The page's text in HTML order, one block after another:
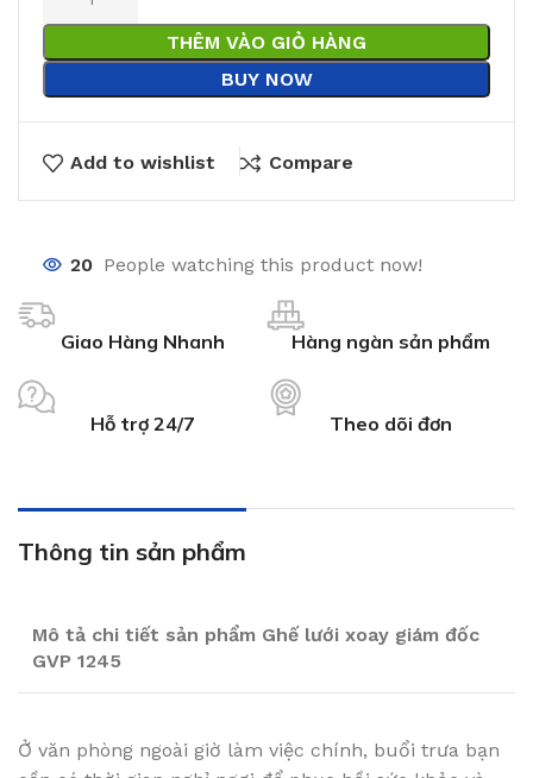
THÊM VÀO GIỎ HÀNG
BUY NOW
Add to wishlist Compare
20 People watching this product now!
Giao Hàng Nhanh Hàng ngàn sản phẩm
Hỗ trợ 24/7 Theo dõi đơn
Thông tin sản phẩm
Mô tả chi tiết sản phẩm Ghế lưới xoay giám đốc
GVP 1245
Ở văn phòng ngoài giờ làm việc chính, buổi trưa bạn